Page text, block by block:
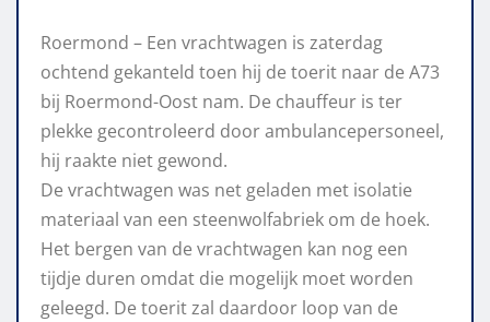
Roermond – Een vrachtwagen is zaterdag
ochtend gekanteld toen hij de toerit naar de A73
bij Roermond-Oost nam. De chauffeur is ter
plekke gecontroleerd door ambulancepersoneel,
hij raakte niet gewond.
De vrachtwagen was net geladen met isolatie
materiaal van een steenwolfabriek om de hoek.
Het bergen van de vrachtwagen kan nog een
tijdje duren omdat die mogelijk moet worden
geleegd. De toerit zal daardoor loop van de